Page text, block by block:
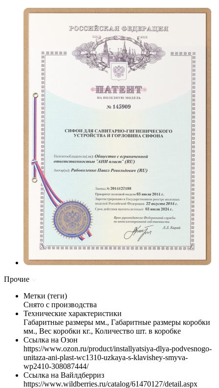
Прочие
Метки (теги)
Снято с производства
Технические характеристики
Габаритные размеры мм., Габаритные размеры коробки
мм., Вес коробки кг., Количество шт. в коробке
Ссылка на Озон
https://www.ozon.ru/product/installyatsiya-dlya-podvesnogo-
unitaza-ani-plast-wc1310-uzkaya-s-klavishey-smyva-
wp2410-308087444/
Ссылка на Вайлдберриз
https://www.wildberries.ru/catalog/61470127/detail.aspx